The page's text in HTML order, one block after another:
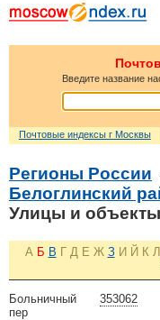
Введите название
Почтовые индексы г Москвы
Регионы России
Белоглинский
Улицы и объекты
А Б В Г Д Е Ж З И Й К Л
353062
Больничный
пер